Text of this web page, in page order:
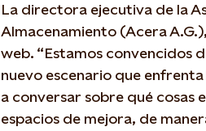
La directora ejecutiva de la
Almacenamiento (Acera
web. “Estamos convencidos
nuevo escenario que
a conversar sobre qué cosas
espacios de mejora, de